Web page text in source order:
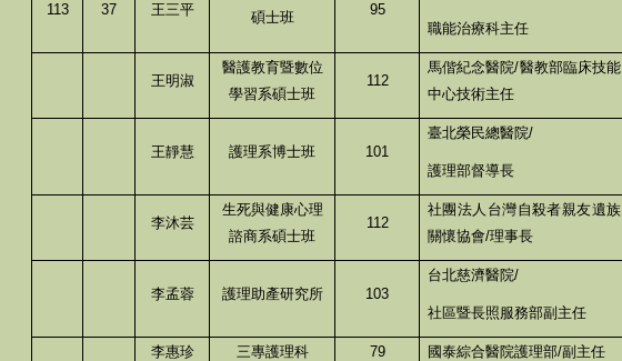
113 37 王三平
碩士班
95
職能治療科主任
王明淑
醫護教育暨數位
學習系碩士班
112
馬偕紀念醫院/醫教部臨床技能
中心技術主任
王靜慧 護理系博士班 101
臺北榮民總醫院/
護理部督導長
李沐芸
生死與健康心理
諮商系碩士班
112
社團法人台灣自殺者親友遺族
關懷協會/理事長
李孟蓉 護理助產研究所 103
台北慈濟醫院/
社區暨長照服務部副主任
李惠珍 三專護理科 79 國泰綜合醫院護理部/副主任